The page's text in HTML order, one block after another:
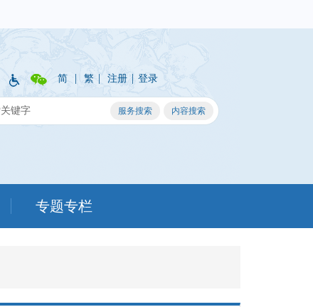
简 | 繁 | 注册 | 登录
专题专栏